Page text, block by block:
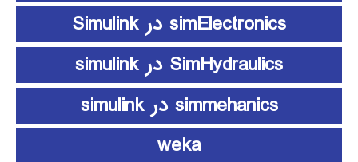
simElectronics در Simulink
SimHydraulics در simulink
simmehanics در simulink
weka